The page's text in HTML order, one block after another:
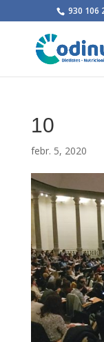
930 106
10
febr. 5, 2020